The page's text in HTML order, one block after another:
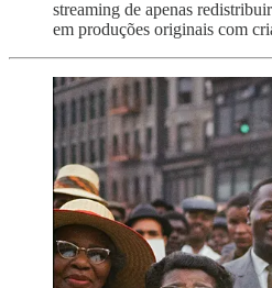
streaming de apenas
em produções originais com